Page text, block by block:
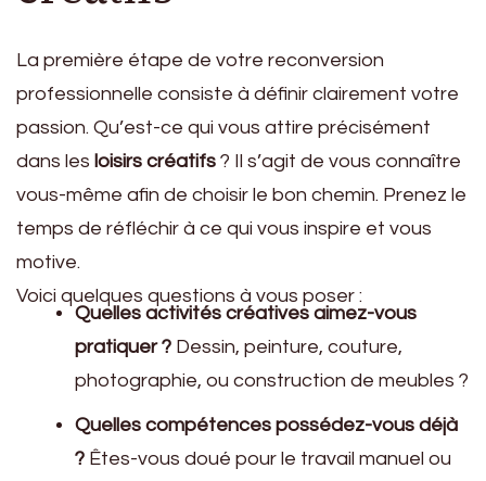
La première étape de votre reconversion
professionnelle consiste à définir clairement votre
passion. Qu’est-ce qui vous attire précisément
dans les loisirs créatifs ? Il s’agit de vous connaître
vous-même afin de choisir le bon chemin. Prenez le
temps de réfléchir à ce qui vous inspire et vous
motive.
Voici quelques questions à vous poser :
Quelles activités créatives aimez-vous
pratiquer ? Dessin, peinture, couture,
photographie, ou construction de meubles ?
Quelles compétences possédez-vous déjà
? Êtes-vous doué pour le travail manuel ou